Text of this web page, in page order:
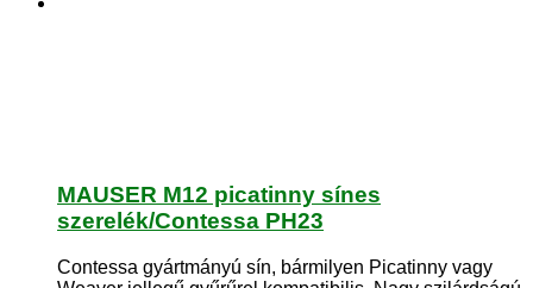
MAUSER M12 picatinny sínes
szerelék/Contessa PH23
Contessa gyártmányú sín, bármilyen Picatinny vagy